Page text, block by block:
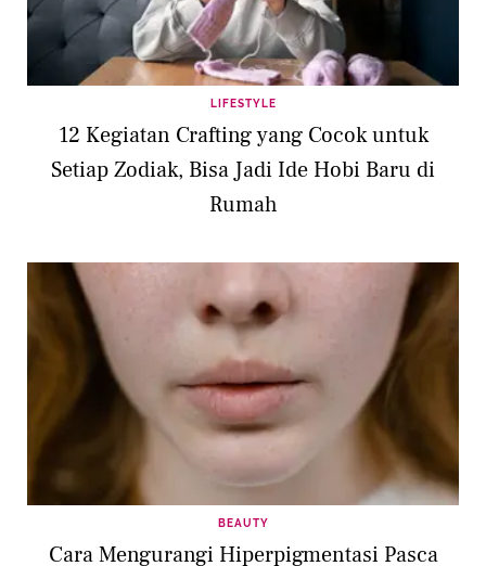
LIFESTYLE
12 Kegiatan Crafting yang Cocok untuk
Setiap Zodiak, Bisa Jadi Ide Hobi Baru di
Rumah
BEAUTY
Cara Mengurangi Hiperpigmentasi Pasca